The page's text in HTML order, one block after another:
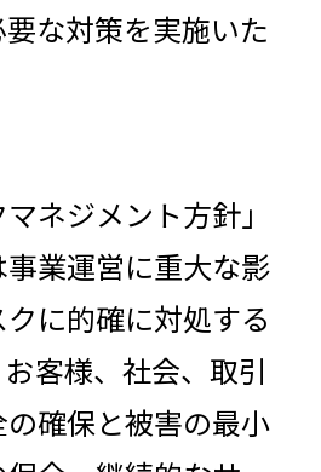
な対策を実施いた
ネジメント方針」
業運営に重大な影
に的確に対処する
客様、社会、取引
確保と被害の最小